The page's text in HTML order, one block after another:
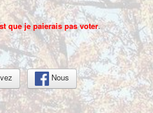
que je paierais pas voter.
Nous